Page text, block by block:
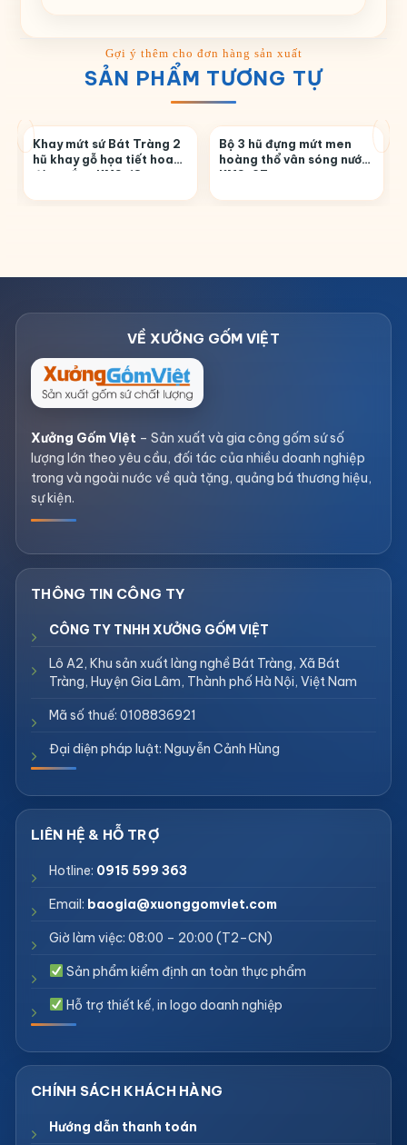
SẢN PHẨM TƯƠNG TỰ
Khay mứt sứ Bát Tràng 2
hũ khay gỗ họa tiết hoa
đào trắng KMS-18
Bộ 3 hũ đựng mứt men
hoàng thổ vân sóng nước
KMS-27
Xưởng Gốm Việt – Sản xuất và gia công gốm sứ số
lượng lớn theo yêu cầu, đối tác của nhiều doanh nghiệp
trong và ngoài nước về quà tặng, quảng bá thương hiệu,
sự kiện.
CÔNG TY TNHH XƯỞNG GỐM VIỆT
Lô A2, Khu sản xuất làng nghề Bát Tràng, Xã Bát
Tràng, Huyện Gia Lâm, Thành phố Hà Nội, Việt Nam
Mã số thuế: 0108836921
Đại diện pháp luật: Nguyễn Cảnh Hùng
Hotline: 0915 599 363
Email: baogia@xuonggomviet.com
Giờ làm việc: 08:00 – 20:00 (T2–CN)
Sản phẩm kiểm định an toàn thực phẩm
Hỗ trợ thiết kế, in logo doanh nghiệp
Hướng dẫn thanh toán